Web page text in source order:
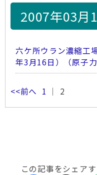
2007年03月
六ケ所ウラン濃縮工
年3月16日）（原子力
<<前へ 1 ｜ 2
この記事をシェア